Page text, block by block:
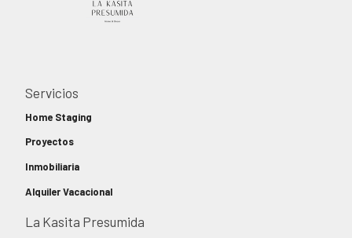
Servicios
Home Staging
Proyectos
Inmobiliaria
Alquiler Vacacional
La Kasita Presumida